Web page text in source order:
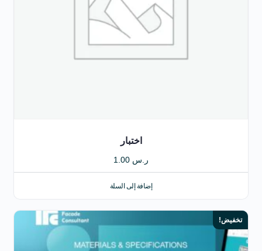
اختبار
ر.س
إضافة إلى السلة
تخفيض!